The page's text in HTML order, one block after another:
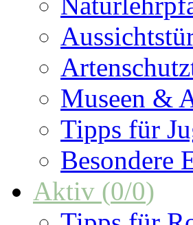
Museen &
Tipps für
Besondere
Aktiv (0/0)